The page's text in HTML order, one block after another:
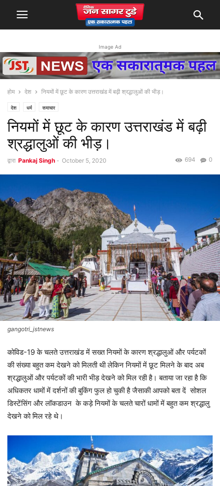
Image Ad
होम देश नियमों में छूट के कारण उत्तराखंड में बढ़ी श्रद्धालुओं की भीड़।
देश धर्म समाचार
नियमों में छूट के कारण उत्तराखंड में बढ़ी
श्रद्धालुओं की भीड़।
द्वारा Pankaj Singh - October 5, 2020 0
694
gangotri_jstnews
कोविड-19 के चलते उत्तराखंड में सख्त नियमों के कारण श्रद्धालुओं और पर्यटकों
की संख्या बहुत कम देखने को मिलती थी लेकिन नियमों में छूट मिलने के बाद अब
श्रद्धालुओं और पर्यटकों की भारी भीड़ देखने को मिल रही है। बताया जा रहा है कि
अधिकतर धामों में दर्शनों की बुकिंग फुल हो चुकी है जैसाकी आपको बता दें सोशल
डिस्टेंसिंग और लॉकडाउन के कड़े नियमों के चलते चारों धामों में बहुत कम श्रद्धालु
देखने को मिल रहे थे।